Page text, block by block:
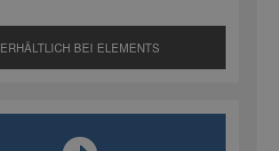
ERHÄLTLICH BEI ELEMENTS